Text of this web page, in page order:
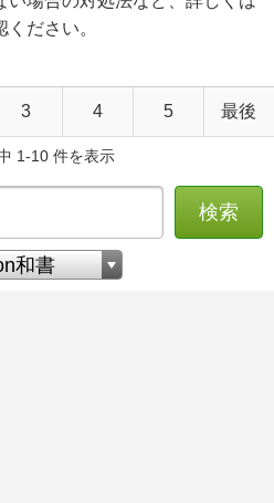
ください。
3 4 5 最後
1-10 件を表示
検索